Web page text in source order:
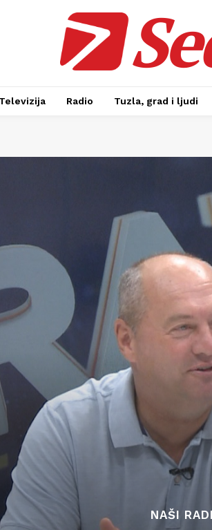
Televizija Radio Tuzla, grad i ljudi
NAŠI